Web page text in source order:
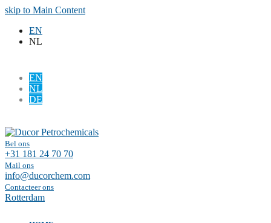
skip to Main Content
EN
NL
EN
NL
DE
Bel ons
+31 181 24 70 70
Mail ons
info@ducorchem.com
Contacteer ons
Rotterdam